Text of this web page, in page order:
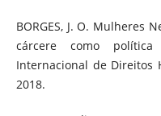
BORGES, J. O. Mulheres
cárcere como
Internacional de Direitos
2018.